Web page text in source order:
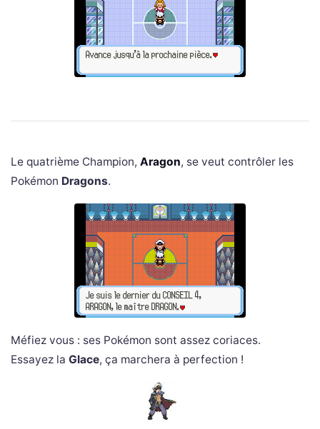
Le quatrième Champion, Aragon, se veut contrôler les
Pokémon Dragons.
Méfiez vous : ses Pokémon sont assez coriaces.
Essayez la Glace, ça marchera à perfection !